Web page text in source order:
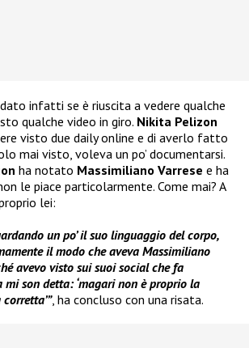
infatti se è riuscita a vedere qualche
qualche video in giro. Nikita Pelizon
visto due daily online e di averlo fatto
mai visto, voleva un po’ documentarsi.
ha notato Massimiliano Varrese e ha
le piace particolarmente. Come mai? A
lei:
un po’ il suo linguaggio del corpo,
il modo che aveva Massimiliano
avevo visto sui suoi social che fa
mi son detta: ‘magari non è proprio la
, ha concluso con una risata.